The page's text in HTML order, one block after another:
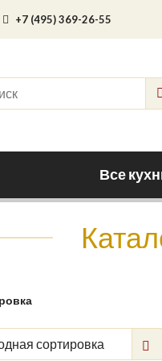
+7 (495) 369-26-55
Все
сортировка